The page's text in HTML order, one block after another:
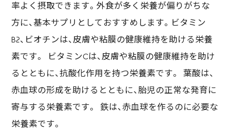
率よく摂取できます。外食が多く栄養が偏りがちな
方に、基本サプリとしておすすめします。ビタミン
B2、ビオチンは、皮膚や粘膜の健康維持を助ける栄養
素です。 ビタミンCは、皮膚や粘膜の健康維持を助け
るとともに、抗酸化作用を持つ栄養素です。 葉酸は、
赤血球の形成を助けるとともに、胎児の正常な発育に
寄与する栄養素です。 鉄は、赤血球を作るのに必要な
栄養素です。